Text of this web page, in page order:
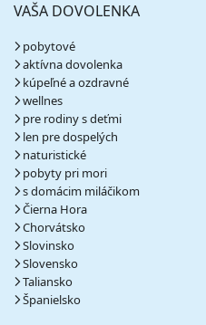
VAŠA DOVOLENKA
pobytové
aktívna dovolenka
kúpeľné a ozdravné
wellnes
pre rodiny s deťmi
len pre dospelých
naturistické
pobyty pri mori
s domácim miláčikom
Čierna Hora
Chorvátsko
Slovinsko
Slovensko
Taliansko
Španielsko